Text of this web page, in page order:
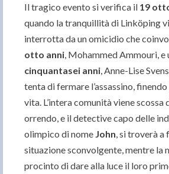
Il tragico evento si verifica il 19
quando la tranquillità di Linköping
interrotta da un omicidio che
otto anni, Mohammed Ammouri, e
cinquantasei anni, Anne-Lise
tenta di fermare l’assassino,
vita. L’intera comunità viene scossa
orrendo, e il detective capo delle
olimpico di nome John, si troverà a
situazione sconvolgente, mentre la
procinto di dare alla luce il loro